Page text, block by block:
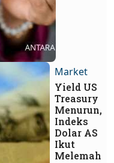
Market
Yield US
Treasury
Menurun,
Indeks
Dolar AS
Ikut
Melemah